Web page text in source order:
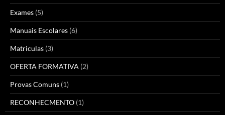
Exames (5)
Manuais Escolares (6)
Matriculas (3)
OFERTA FORMATIVA (2)
Provas Comuns (1)
RECONHECMENTO (1)